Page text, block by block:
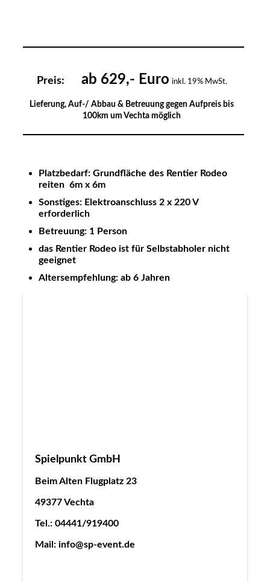
Preis: ab 629,- Euro inkl. 19% MwSt.
Lieferung, Auf-/ Abbau & Betreuung gegen Aufpreis bis
100km um Vechta möglich
Platzbedarf: Grundfläche des Rentier Rodeo
reiten 6m x 6m
Sonstiges: Elektroanschluss 2 x 220 V
erforderlich
Betreuung: 1 Person
das Rentier Rodeo ist für Selbstabholer nicht
geeignet
Altersempfehlung: ab 6 Jahren
Spielpunkt GmbH
Beim Alten Flugplatz 23
49377 Vechta
Tel.: 04441/919400
Mail: info@sp-event.de